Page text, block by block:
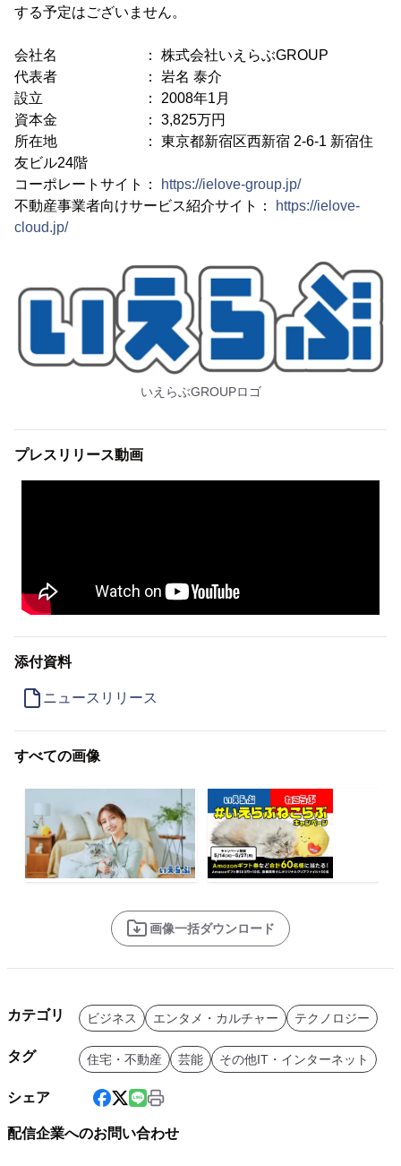
する予定はございません。
会社名 ： 株式会社いえらぶGROUP
代表者 ： 岩名 泰介
設立 ： 2008年1月
資本金 ： 3,825万円
所在地 ： 東京都新宿区西新宿 2-6-1 新宿住
友ビル24階
コーポレートサイト：
https://ielove-group.jp/
不動産事業者向けサービス紹介サイト：
https://ielove-
cloud.jp/
いえらぶGROUPロゴ
プレスリリース動画
添付資料
ニュースリリース
すべての画像
画像一括ダウンロード
カテゴリ ビジネス エンタメ・カルチャー テクノロジー
タグ 住宅・不動産 芸能 その他IT・インターネット
シェア
配信企業へのお問い合わせ